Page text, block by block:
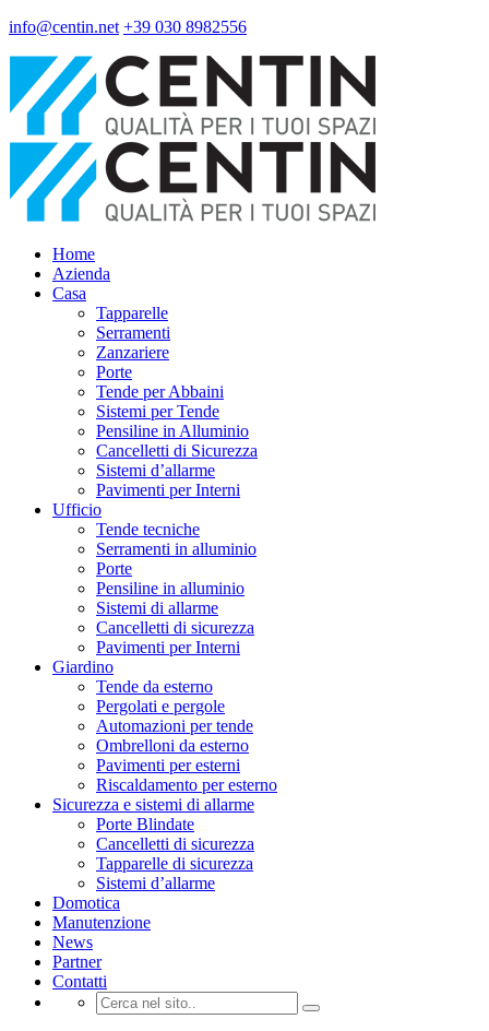
info@centin.net +39 030 8982556
Home
Azienda
Casa
Tapparelle
Serramenti
Zanzariere
Porte
Tende per Abbaini
Sistemi per Tende
Pensiline in Alluminio
Cancelletti di Sicurezza
Sistemi d’allarme
Pavimenti per Interni
Ufficio
Tende tecniche
Serramenti in alluminio
Porte
Pensiline in alluminio
Sistemi di allarme
Cancelletti di sicurezza
Pavimenti per Interni
Giardino
Tende da esterno
Pergolati e pergole
Automazioni per tende
Ombrelloni da esterno
Pavimenti per esterni
Riscaldamento per esterno
Sicurezza e sistemi di allarme
Porte Blindate
Cancelletti di sicurezza
Tapparelle di sicurezza
Sistemi d’allarme
Domotica
Manutenzione
News
Partner
Contatti